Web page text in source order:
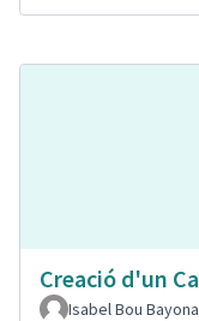
Creació d'un
Isabel Bou Bayona